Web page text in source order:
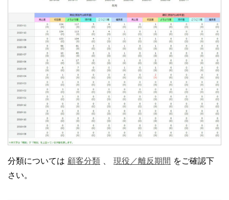
分類については 顧客分類 現役／離反期間 をご確認下
さい。